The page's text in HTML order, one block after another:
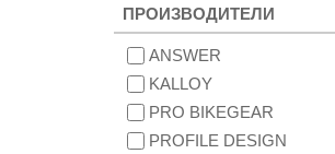
ПРОИЗВОДИТЕЛИ
ANSWER
KALLOY
PRO BIKEGEAR
PROFILE DESIGN